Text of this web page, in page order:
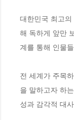
대한민국 최고
해 독하게 앞만
계를 통해 인물
전 세계가 주목
을 말하고자 하
성과 감각적 대